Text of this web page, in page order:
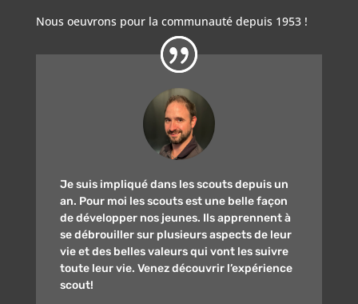
Nous oeuvrons pour la communauté depuis 1953 !
Je suis impliqué dans les scouts depuis un
an. Pour moi les scouts est une belle façon
de développer nos jeunes. Ils apprennent à
se débrouiller sur plusieurs aspects de leur
vie et des belles valeurs qui vont les suivre
toute leur vie. Venez découvrir l’expérience
scout!